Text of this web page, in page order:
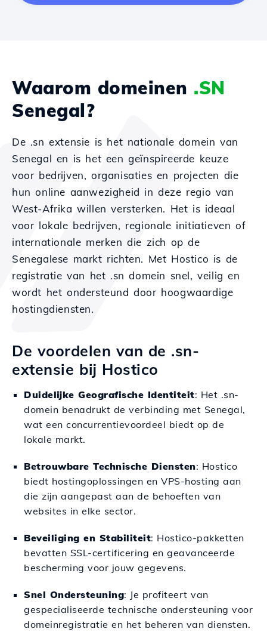
Waarom domeinen .SN
Senegal?
De .sn extensie is het nationale domein van
Senegal en is het een geïnspireerde keuze
voor bedrijven, organisaties en projecten die
hun online aanwezigheid in deze regio van
West-Afrika willen versterken. Het is ideaal
voor lokale bedrijven, regionale initiatieven of
internationale merken die zich op de
Senegalese markt richten. Met Hostico is de
registratie van het .sn domein snel, veilig en
wordt het ondersteund door hoogwaardige
hostingdiensten.
De voordelen van de .sn-
extensie bij Hostico
Duidelijke Geografische Identiteit: Het .sn-
domein benadrukt de verbinding met Senegal,
wat een concurrentievoordeel biedt op de
lokale markt.
Betrouwbare Technische Diensten: Hostico
biedt hostingoplossingen en VPS-hosting aan
die zijn aangepast aan de behoeften van
websites in elke sector.
Beveiliging en Stabiliteit: Hostico-pakketten
bevatten SSL-certificering en geavanceerde
bescherming voor jouw gegevens.
Snel Ondersteuning: Je profiteert van
gespecialiseerde technische ondersteuning voor
domeinregistratie en het beheren van diensten.